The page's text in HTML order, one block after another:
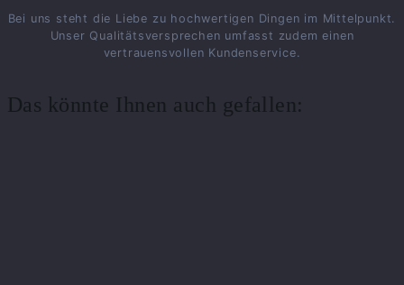
Bei uns steht die Liebe zu hochwertigen Dingen im Mittelpunkt.
Unser Qualitätsversprechen umfasst zudem einen
vertrauensvollen Kundenservice.
Das könnte Ihnen auch gefallen: